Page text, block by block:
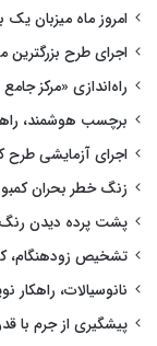
امروز ماه میزبان
اجرای طرح
راه‌اندازی «مرکز
برچسب هوشمند،
اجرای آزمایشی طرح
زنگ خطر بحران کمبود
پشت پرده دیدن
تشخیص زودهنگام،
نانوسیالات، راهکار
پیشگیری از جرم